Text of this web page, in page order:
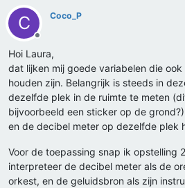
C
Offline
Coco_P
Hoi Laura,
dat lijken mij goede variabelen die
houden zijn. Belangrijk is steeds in
dezelfde plek in de ruimte te meten
bijvoorbeeld een sticker op de
en de decibel meter op dezelfde plek
Voor de toepassing snap ik opstelling
interpreteer de decibel meter als de
orkest, en de geluidsbron als zijn